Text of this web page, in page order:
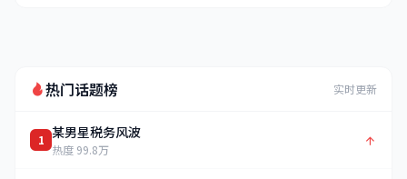
热门话题榜 实时更新
1 某男星税务风波
热度 99.8万